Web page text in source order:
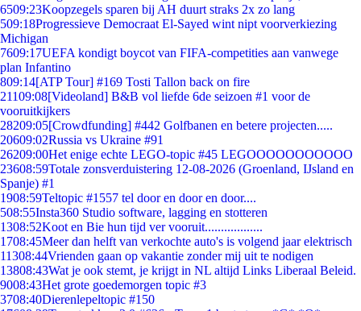
6509:23Koopzegels sparen bij AH duurt straks 2x zo lang
509:18Progressieve Democraat El-Sayed wint nipt voorverkiezing
Michigan
7609:17UEFA kondigt boycot van FIFA-competities aan vanwege
plan Infantino
809:14[ATP Tour] #169 Tosti Tallon back on fire
21109:08[Videoland] B&B vol liefde 6de seizoen #1 voor de
vooruitkijkers
28209:05[Crowdfunding] #442 Golfbanen en betere projecten.....
20609:02Russia vs Ukraine #91
26209:00Het enige echte LEGO-topic #45 LEGOOOOOOOOOOO
23608:59Totale zonsverduistering 12-08-2026 (Groenland, IJsland en
Spanje) #1
1908:59Teltopic #1557 tel door en door en door....
508:55Insta360 Studio software, lagging en stotteren
1308:52Koot en Bie hun tijd ver vooruit..................
1708:45Meer dan helft van verkochte auto's is volgend jaar elektrisch
11308:44Vrienden gaan op vakantie zonder mij uit te nodigen
13808:43Wat je ook stemt, je krijgt in NL altijd Links Liberaal Beleid.
9008:43Het grote goedemorgen topic #3
3708:40Dierenlepeltopic #150